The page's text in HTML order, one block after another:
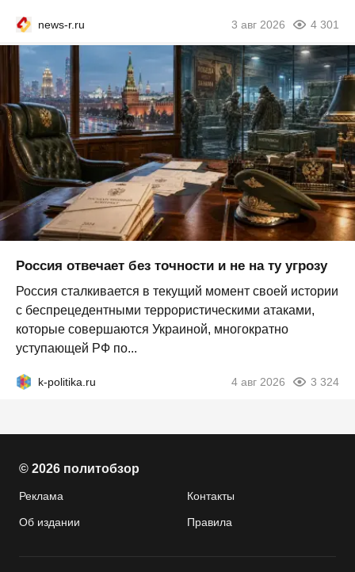
news-r.ru 3 авг 2026 4 301
Россия отвечает без точности и не на ту угрозу
Россия сталкивается в текущий момент своей истории
с беспрецедентными террористическими атаками,
которые совершаются Украиной, многократно
уступающей РФ по...
k-politika.ru 4 авг 2026 3 324
© 2026 политобзор
Реклама Контакты
Об издании Правила